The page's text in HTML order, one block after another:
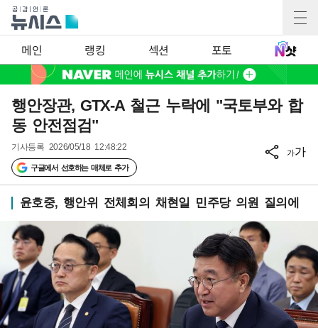
메인 랭킹 섹션 포토
행안장관, GTX-A 철근 누락에 "국토부와 합
동 안전점검"
기사등록 2026/05/18 12:48:22
구글에서 선호하는 매체로 추가
가가
윤호중, 행안위 전체회의 채현일 민주당 의원 질의에